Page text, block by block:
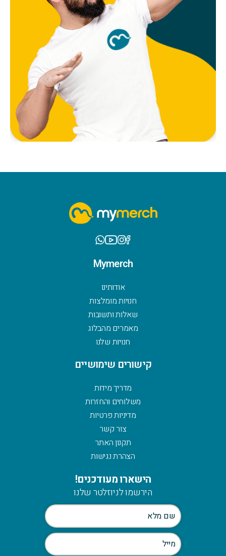
Mymerch
אודותינו
חנויות מומלצות
שאלות ותשובות
מאמרים מהבלוג
חנויות שלנו
קישורים שימושיים
מדריך מידות
משלוחים והחזרות
מדיניות פרטיות
צור קשר
תקנון האתר
הצהרת נגישות
הישארו מעודכנים!
הירשמו לניוזלטר שלנו